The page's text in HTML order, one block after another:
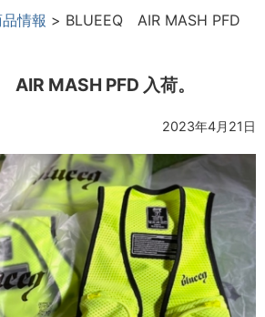
情報 > BLUEEQ AIR MASH PFD
MASH PFD 入荷。
2023年4月21日